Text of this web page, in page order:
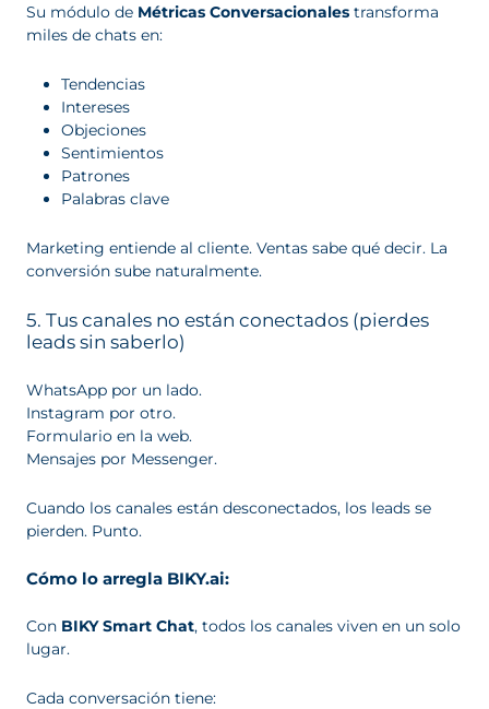
Su módulo de Métricas Conversacionales transforma
miles de chats en:
Tendencias
Intereses
Objeciones
Sentimientos
Patrones
Palabras clave
Marketing entiende al cliente. Ventas sabe qué decir. La
conversión sube naturalmente.
5. Tus canales no están conectados (pierdes
leads sin saberlo)
WhatsApp por un lado.
Instagram por otro.
Formulario en la web.
Mensajes por Messenger.
Cuando los canales están desconectados, los leads se
pierden. Punto.
Cómo lo arregla BIKY.ai:
Con BIKY Smart Chat, todos los canales viven en un solo
lugar.
Cada conversación tiene: